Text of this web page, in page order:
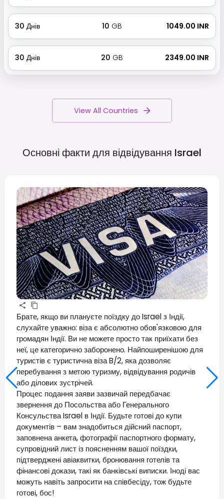
30 Днів 10 GB ₹ 1049.00 INR
30 Днів 20 GB ₹ 2349.00 INR
View All Countries
Основні факти для відвідування Israel
Брате, якщо ви плануєте поїздку до Israel з Індії,
слухайте уважно: віза є абсолютно обов'язковою для
громадян Індії. Ви не можете просто так приїхати без
неї, це категорично заборонено. Найпоширенішою для
туристів є туристична віза B/2, яка дозволяє
перебування з метою туризму, відвідування родичів
або ділових зустрічей.
Процес подання заяви зазвичай передбачає
звернення до Посольства або Генерального
Консульства Israel в Індії. Будьте готові до купи
документів – вам знадобиться дійсний паспорт,
заповнена анкета, фотографії паспортного формату,
супровідний лист із поясненням вашої поїздки,
підтверджені авіаквитки, бронювання готелів та
фінансові докази, такі як банківські виписки. Іноді вас
можуть навіть запросити на співбесіду, тож будьте
готові, бос!